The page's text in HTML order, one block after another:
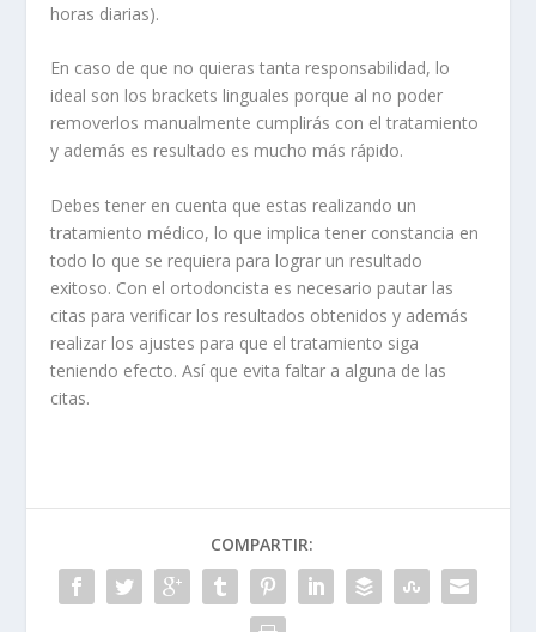
horas diarias).
En caso de que no quieras tanta responsabilidad, lo
ideal son los brackets linguales porque al no poder
removerlos manualmente cumplirás con el tratamiento
y además es resultado es mucho más rápido.
Debes tener en cuenta que estas realizando un
tratamiento médico, lo que implica tener constancia en
todo lo que se requiera para lograr un resultado
exitoso. Con el ortodoncista es necesario pautar las
citas para verificar los resultados obtenidos y además
realizar los ajustes para que el tratamiento siga
teniendo efecto. Así que evita faltar a alguna de las
citas.
COMPARTIR: